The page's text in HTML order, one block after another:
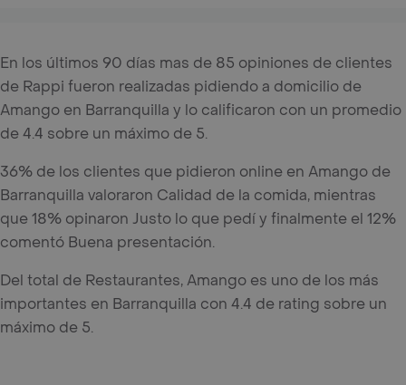
En los últimos 90 días mas de 85 opiniones de clientes
de Rappi fueron realizadas pidiendo a domicilio de
Amango en Barranquilla y lo calificaron con un promedio
de 4.4 sobre un máximo de 5.
36% de los clientes que pidieron online en Amango de
Barranquilla valoraron Calidad de la comida, mientras
que 18% opinaron Justo lo que pedí y finalmente el 12%
comentó Buena presentación.
Del total de Restaurantes, Amango es uno de los más
importantes en Barranquilla con 4.4 de rating sobre un
máximo de 5.